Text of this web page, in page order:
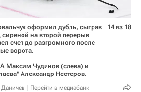
оформил дубль, сыграв
сиреной на второй перерыв
счет до разгромного после
ворота.
Максим Чудинов (слева) и
Александр Нестеров.
Перейти в медиабанк
14 из 18